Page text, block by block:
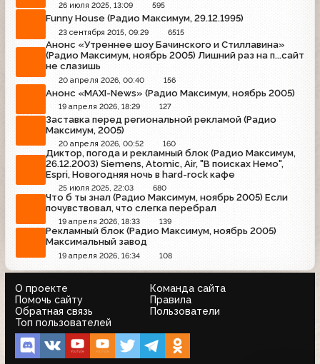
26 июля 2025, 13:09 595
Funny House (Радио Максимум, 29.12.1995)
23 сентября 2015, 09:29 6515
Анонс «Утреннее шоу Бачинского и Стиллавина»
(Радио Максимум, ноябрь 2005) Лишний раз на п...сайт
не слазишь
20 апреля 2026, 00:40 156
Анонс «MAXI-News» (Радио Максимум, ноябрь 2005)
19 апреля 2026, 18:29 127
Заставка перед региональной рекламой (Радио
Максимум, 2005)
20 апреля 2026, 00:52 160
Диктор, погода и рекламный блок (Радио Максимум,
26.12.2003) Siemens, Atomic, Air, "В поисках Немо",
Espri, Новогодняя ночь в hard-rock кафе
25 июля 2025, 22:03 680
Что б ты знал (Радио Максимум, ноябрь 2005) Если
почувствовал, что слегка перебрал
19 апреля 2026, 18:33 139
Рекламный блок (Радио Максимум, ноябрь 2005)
Максимальный завод
19 апреля 2026, 16:34 108
О проекте
Команда сайта
Помочь сайту
Правила
Обратная связь
Пользователи
Топ пользователей